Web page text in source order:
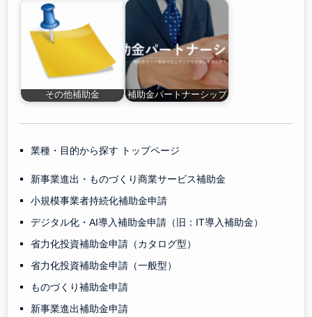
その他補助金 補助金パートナーシップ
業種・目的から探す トップページ
新事業進出・ものづくり商業サービス補助金
小規模事業者持続化補助金申請
デジタル化・AI導入補助金申請（旧：IT導入補助金）
省力化投資補助金申請（カタログ型）
省力化投資補助金申請（一般型）
ものづくり補助金申請
新事業進出補助金申請